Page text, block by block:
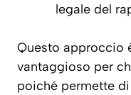
legale del
Questo approccio
vantaggioso per
poiché permette